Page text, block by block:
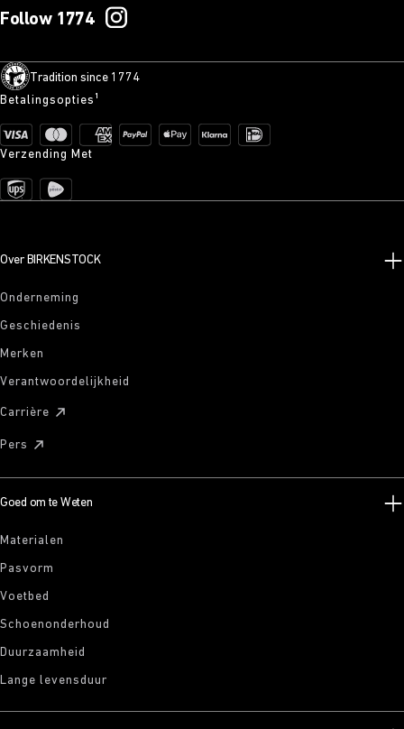
Follow 1774
Tradition since 1774
Betalingsopties¹
Verzending Met
Over BIRKENSTOCK
Onderneming
Geschiedenis
Merken
Verantwoordelijkheid
Carrière
Pers
Goed om te Weten
Materialen
Pasvorm
Voetbed
Schoenonderhoud
Duurzaamheid
Lange levensduur